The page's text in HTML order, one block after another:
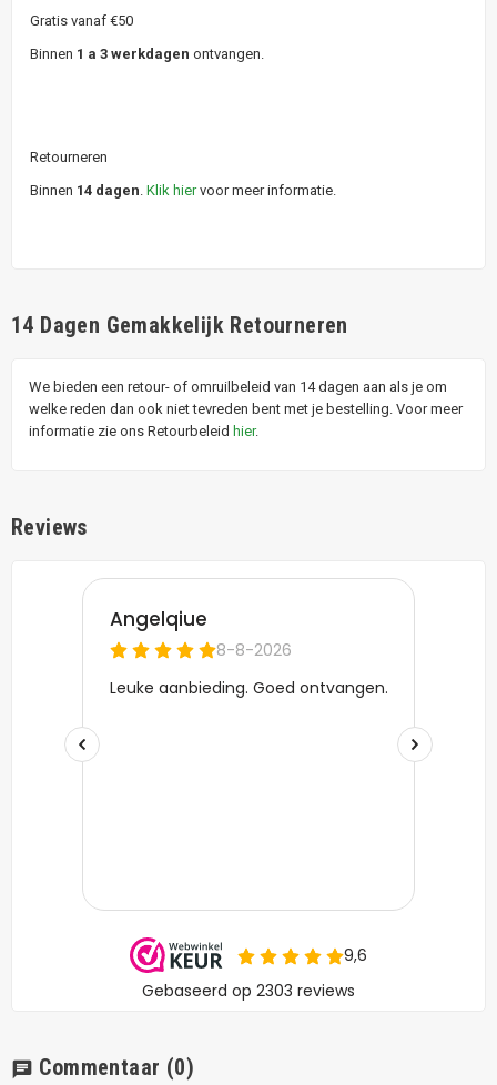
Gratis vanaf €50
Binnen 1 a 3 werkdagen ontvangen.
Retourneren
Binnen 14 dagen Klik hiervoor meer informatie.
14 Dagen Gemakkelijk Retourneren
We bieden een retour- of omruilbeleid van 14 dagen aan als je om
welke reden dan ook niet tevreden bent met je bestelling. Voor meer
informatie zie ons Retourbeleid hier.
Reviews
chat Commentaar (0)